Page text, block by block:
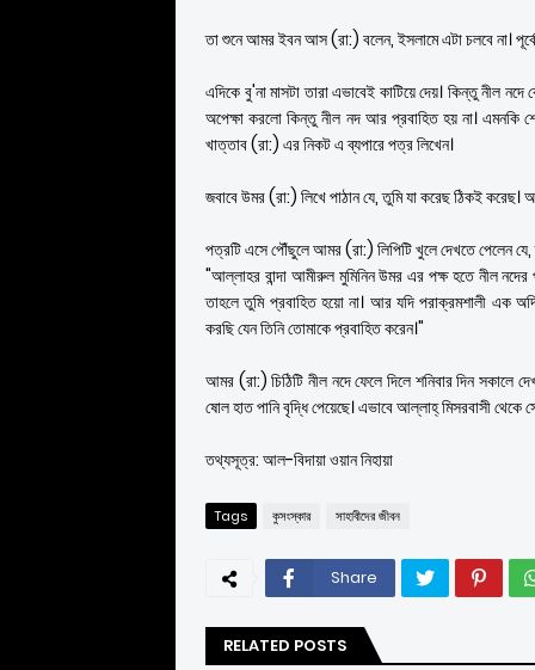
তা শুনে আমর ইবন আস (রা:) বলেন, ইসলামে এটা চলবে না।
এদিকে বু'না মাসটা তারা এভাবেই কাটিয়ে দেয়। কিন্তু নীল
অপেক্ষা করলো কিন্তু নীল নদ আর প্রবাহিত হয় না। এমনকি
খাত্তাব (রা:) এর নিকট এ ব্যপারে পত্র লিখেন।
জবাবে উমর (রা:) লিখে পাঠান যে, তুমি যা করেছ ঠিকই
পত্রটি এসে পৌঁছুলে আমর (রা:) লিপিটি খুলে দেখতে পেলেন যে,
"আল্লাহর বান্দা আমীরুল মুমিনিন উমর এর পক্ষ হতে নীল
তাহলে তুমি প্রবাহিত হয়ো না। আর যদি পরাক্রমশালী এক
করছি যেন তিনি তোমাকে প্রবাহিত করেন।"
আমর (রা:) চিঠিটি নীল নদে ফেলে দিলে শনিবার দিন সকালে
ষোল হাত পানি বৃদ্ধি পেয়েছে। এভাবে আল্লাহ্ মিসরবাসী থেকে
তথ্যসূত্র: আল-বিদায়া ওয়ান নিহায়া
Tags কুসংস্কার সাহাবীদের জীবন
Share
RELATED POSTS